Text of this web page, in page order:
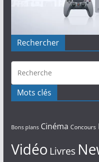
Rechercher
Mots clés
Bons plans Cinéma Concours
Vidéo Livres